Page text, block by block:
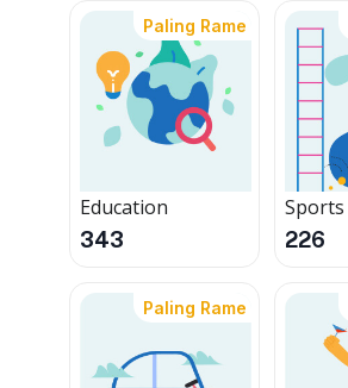
Paling Rame
Education
343
Sports
226
Paling Rame